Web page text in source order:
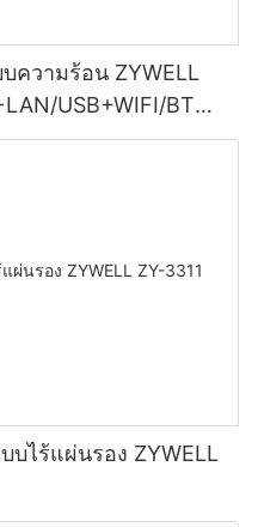
ความร้อน ZYWELL
USB+WIFI/BT
ไร้แผ่นรอง ZYWELL